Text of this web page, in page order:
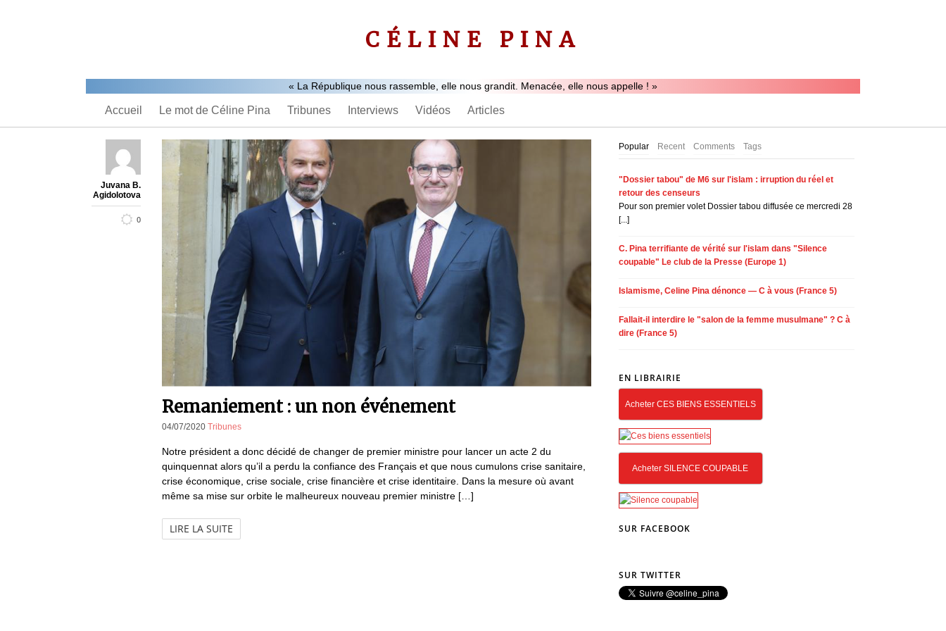
CÉLINE PINA
« La République nous rassemble, elle nous grandit. Menacée, elle nous appelle ! »
Accueil Le mot de Céline Pina Tribunes Interviews Vidéos Articles
Juvana B.
Agidolotova
0
Remaniement : un non événement
04/07/2020 Tribunes
Notre président a donc décidé de changer de premier ministre pour lancer un acte 2 du
quinquennat alors qu’il a perdu la confiance des Français et que nous cumulons crise sanitaire,
crise économique, crise sociale, crise financière et crise identitaire. Dans la mesure où avant
même sa mise sur orbite le malheureux nouveau premier ministre […]
LIRE LA SUITE
Popular Recent Comments Tags
"Dossier tabou" de M6 sur l'islam : irruption du réel et
retour des censeurs
Pour son premier volet Dossier tabou diffusée ce mercredi 28
[...]
C. Pina terrifiante de vérité sur l'islam dans "Silence
coupable" Le club de la Presse (Europe 1)
Islamisme, Celine Pina dénonce — C à vous (France 5)
Fallait-il interdire le "salon de la femme musulmane" ? C à
dire (France 5)
EN LIBRAIRIE
Acheter CES BIENS ESSENTIELS
Acheter SILENCE COUPABLE
SUR FACEBOOK
SUR TWITTER